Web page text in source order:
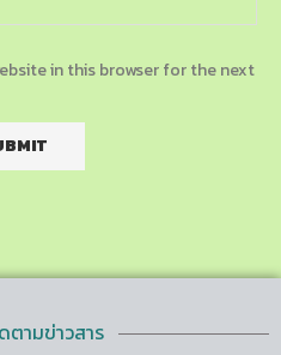
in this browser for the next
ตามข่าวสาร